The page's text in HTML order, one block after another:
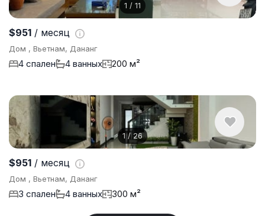
1 / 11
$951 / месяц
Дом , Вьетнам, Дананг
4 спален 4 ванных 200 м²
1/ 26
$951 / месяц
Дом , Вьетнам, Дананг
3 спален 4 ванных 300 м²